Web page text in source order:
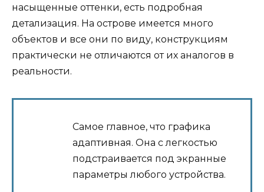
насыщенные оттенки, есть подробная
детализация. На острове имеется много
объектов и все они по виду, конструкциям
практически не отличаются от их аналогов в
реальности.
Самое главное, что графика
адаптивная. Она с легкостью
подстраивается под экранные
параметры любого устройства.